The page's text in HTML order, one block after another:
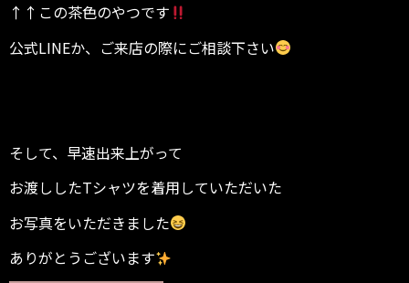
↑↑この茶色のやつです
公式LINEか、ご来店の際にご相談下さい
そして、早速出来上がって
お渡ししたTシャツを着用していただいた
お写真をいただきました
ありがとうございます